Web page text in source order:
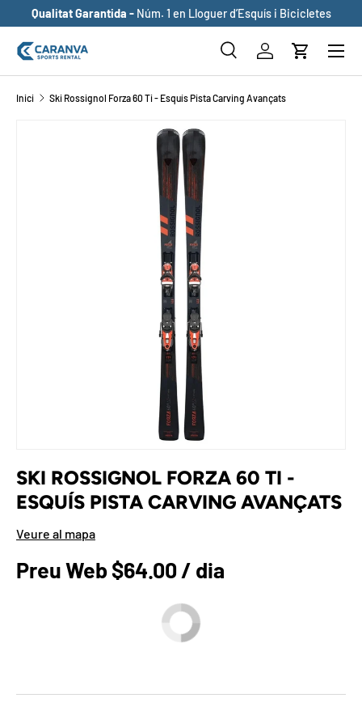
ANAR AL CONTINGUT
Qualitat Garantida - Núm. 1 en Lloguer d’Esquís i Bicicletes
Cerca
BuscarInicia sessió
Cistella
Inici Ski Rossignol Forza 60 Ti - Esquís Pista Carving Avançats
ANAR DIRECTAMENT A LA INFORMACIÓ DEL PRODUCTE
SKI ROSSIGNOL FORZA 60 TI -
ESQUÍS PISTA CARVING AVANÇATS
Veure al mapa
Preu a la botiga
Preu Web $64.00 / dia